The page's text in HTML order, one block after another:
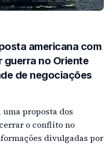
americana com
guerra no Oriente
de negociações
proposta dos
o conflito no
divulgadas por